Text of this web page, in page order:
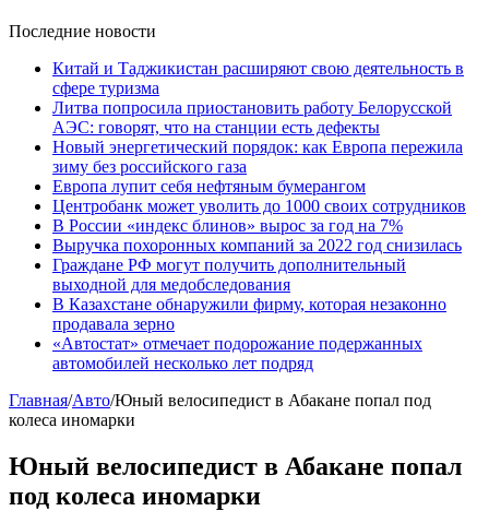
Последние новости
Китай и Таджикистан расширяют свою деятельность в
сфере туризма
Литва попросила приостановить работу Белорусской
АЭС: говорят, что на станции есть дефекты
Новый энергетический порядок: как Европа пережила
зиму без российского газа
Европа лупит себя нефтяным бумерангом
Центробанк может уволить до 1000 своих сотрудников
В России «индекс блинов» вырос за год на 7%
Выручка похоронных компаний за 2022 год снизилась
Граждане РФ могут получить дополнительный
выходной для медобследования
В Казахстане обнаружили фирму, которая незаконно
продавала зерно
«Автостат» отмечает подорожание подержанных
автомобилей несколько лет подряд
Главная/Авто/Юный велосипедист в Абакане попал под
колеса иномарки
Юный велосипедист в Абакане попал
под колеса иномарки